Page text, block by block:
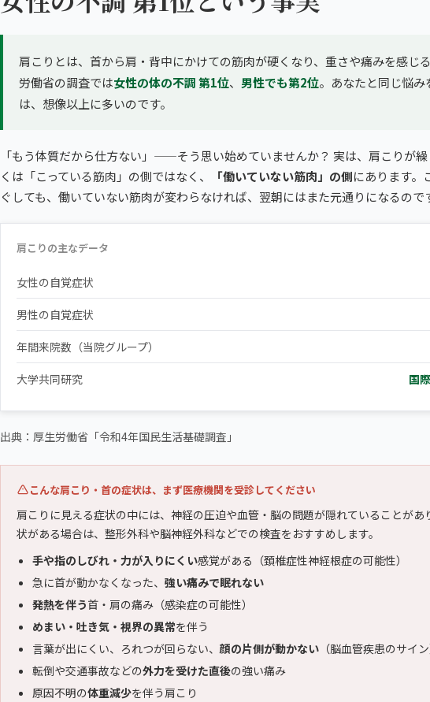
肩こりとは、首から肩・背中にかけての筋肉が硬くなり、重さや痛みを感じ
労働省の調査では女性の体の不調 第1位、 男性でも第2位。あなたと同じ悩み
は、想像以上に多いのです。
「もう体質だから仕方ない」——そう思い始めていませんか？ 実は、肩こりが
くは「こっている筋肉」の側ではなく、
「働いていない筋肉」の側にあります。
ぐしても、働いていない筋肉が変わらなければ、翌朝にはまた元通りになるので
肩こりの主なデータ
女性の自覚症状
男性の自覚症状
年間来院数（当院グループ）
大学共同研究 国
出典：厚生労働省「令和4年国民生活基礎調査」
こんな肩こり・首の症状は、まず医療機関を受診してください
肩こりに見える症状の中には、神経の圧迫や血管・脳の問題が隠れていることがあ
状がある場合は、整形外科や脳神経外科などでの検査をおすすめします。
手や指のしびれ・力が入りにくい感覚がある（頚椎症性神経根症の可能性）
急に首が動かなくなった、 強い痛みで眠れない
発熱を伴う首・肩の痛み（感染症の可能性）
めまい・吐き気・視界の異常を伴う
言葉が出にくい、ろれつが回らない、顔の片側が動かない （脳血管疾患のサイン
転倒や交通事故などの外力を受けた直後の強い痛み
原因不明の体重減少を伴う肩こり